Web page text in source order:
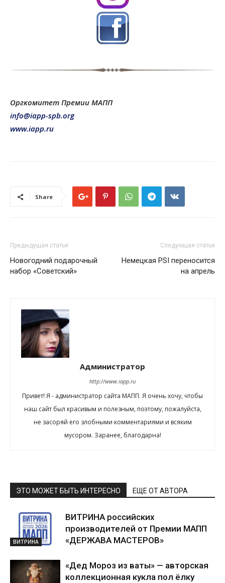
Оргкомитет Премии МАПП
info@iapp-spb.org
www.iapp.ru
Share
Предыдущая статья
Новогодний подарочный
набор «Советский»
Следующая статья
Немецкая PSI переносится
на апрель
Администратор
http://www.iapp.ru
Привет! Я - администратор сайта МАПП. Я очень хочу, чтобы
наш сайт был красивым и полезным, поэтому, пожалуйста,
не засоряй его злобными комментариями и всяким
мусором. Заранее, благодарна!
ЭТО МОЖЕТ БЫТЬ ИНТЕРЕСНО ЕЩЕ ОТ АВТОРА
ВИТРИНА
ВИТРИНА российских
производителей от Премии МАПП
«ДЕРЖАВА МАСТЕРОВ»
«Дед Мороз из ваты» — авторская
коллекционная кукла пол ёлку